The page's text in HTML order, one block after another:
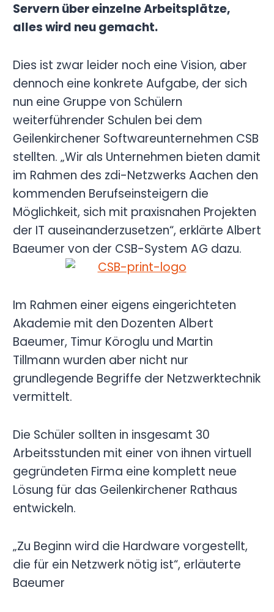
Servern über einzelne Arbeitsplätze,
alles wird neu gemacht.
Dies ist zwar leider noch eine Vision, aber
dennoch eine konkrete Aufgabe, der sich
nun eine Gruppe von Schülern
weiterführender Schulen bei dem
Geilenkirchener Softwareunternehmen CSB
stellten. „Wir als Unternehmen bieten damit
im Rahmen des zdi-Netzwerks Aachen den
kommenden Berufseinsteigern die
Möglichkeit, sich mit praxisnahen Projekten
der IT auseinanderzusetzen“, erklärte Albert
Baeumer von der CSB-System AG dazu.
Im Rahmen einer eigens eingerichteten
Akademie mit den Dozenten Albert
Baeumer, Timur Köroglu und Martin
Tillmann wurden aber nicht nur
grundlegende Begriffe der Netzwerktechnik
vermittelt.
Die Schüler sollten in insgesamt 30
Arbeitsstunden mit einer von ihnen virtuell
gegründeten Firma eine komplett neue
Lösung für das Geilenkirchener Rathaus
entwickeln.
„Zu Beginn wird die Hardware vorgestellt,
die für ein Netzwerk nötig ist“, erläuterte
Baeumer